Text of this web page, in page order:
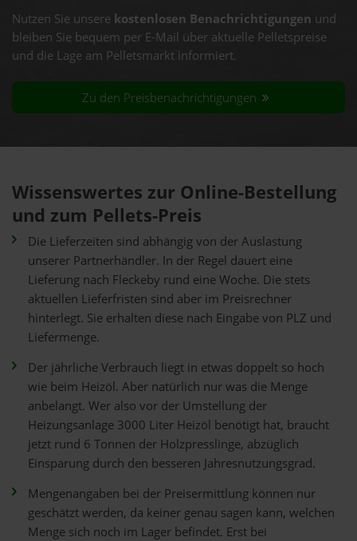
Nutzen Sie unsere kostenlosen Benachrichtigungen und
bleiben Sie bequem per E-Mail über aktuelle Pelletspreise
und die Lage am Pelletsmarkt informiert.
Zu den Preisbenachrichtigungen
Wissenswertes zur Online-Bestellung
und zum Pellets-Preis
Die Lieferzeiten sind abhängig von der Auslastung
unserer Partnerhändler. In der Regel dauert eine
Lieferung nach Fleckeby rund eine Woche. Die stets
aktuellen Lieferfristen sind aber im Preisrechner
hinterlegt. Sie erhalten diese nach Eingabe von PLZ und
Liefermenge.
Der jährliche Verbrauch liegt in etwas doppelt so hoch
wie beim Heizöl. Aber natürlich nur was die Menge
anbelangt. Wer also vor der Umstellung der
Heizungsanlage 3000 Liter Heizöl benötigt hat, braucht
jetzt rund 6 Tonnen der Holzpresslinge, abzüglich
Einsparung durch den besseren Jahresnutzungsgrad.
Mengenangaben bei der Preisermittlung können nur
geschätzt werden, da keiner genau sagen kann, welchen
Menge sich noch im Lager befindet. Erst bei